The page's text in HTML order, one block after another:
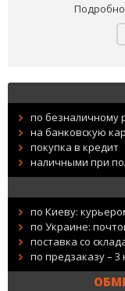
по безналичному
на банковскую
покупка в кредит
наличными при
по Киеву:
по Украине:
поставка со
по предзаказу – 3